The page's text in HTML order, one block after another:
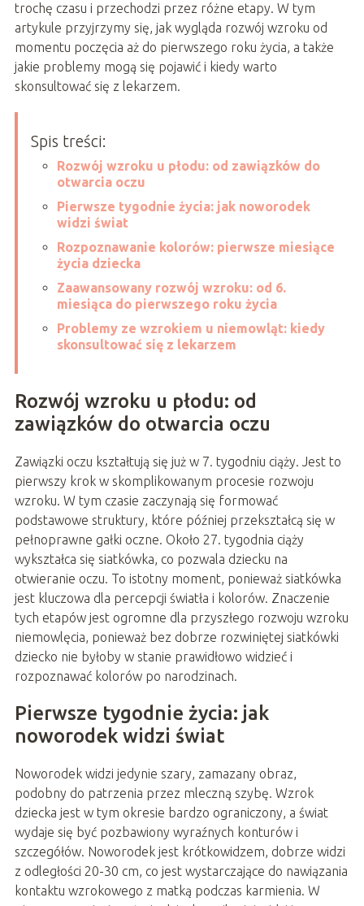
trochę czasu i przechodzi przez różne etapy. W tym
artykule przyjrzymy się, jak wygląda rozwój wzroku od
momentu poczęcia aż do pierwszego roku życia, a także
jakie problemy mogą się pojawić i kiedy warto
skonsultować się z lekarzem.
Spis treści:
Rozwój wzroku u płodu: od zawiązków do
otwarcia oczu
Pierwsze tygodnie życia: jak noworodek
widzi świat
Rozpoznawanie kolorów: pierwsze miesiące
życia dziecka
Zaawansowany rozwój wzroku: od 6.
miesiąca do pierwszego roku życia
Problemy ze wzrokiem u niemowląt: kiedy
skonsultować się z lekarzem
Rozwój wzroku u płodu: od
zawiązków do otwarcia oczu
Zawiązki oczu kształtują się już w 7. tygodniu ciąży. Jest to
pierwszy krok w skomplikowanym procesie rozwoju
wzroku. W tym czasie zaczynają się formować
podstawowe struktury, które później przekształcą się w
pełnoprawne gałki oczne. Około 27. tygodnia ciąży
wykształca się siatkówka, co pozwala dziecku na
otwieranie oczu. To istotny moment, ponieważ siatkówka
jest kluczowa dla percepcji światła i kolorów. Znaczenie
tych etapów jest ogromne dla przyszłego rozwoju wzroku
niemowlęcia, ponieważ bez dobrze rozwiniętej siatkówki
dziecko nie byłoby w stanie prawidłowo widzieć i
rozpoznawać kolorów po narodzinach.
Pierwsze tygodnie życia: jak
noworodek widzi świat
Noworodek widzi jedynie szary, zamazany obraz,
podobny do patrzenia przez mleczną szybę. Wzrok
dziecka jest w tym okresie bardzo ograniczony, a świat
wydaje się być pozbawiony wyraźnych konturów i
szczegółów. Noworodek jest krótkowidzem, dobrze widzi
z odległości 20-30 cm, co jest wystarczające do nawiązania
kontaktu wzrokowego z matką podczas karmienia. W